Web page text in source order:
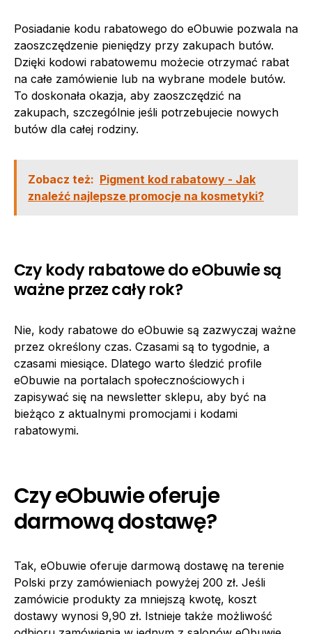
Posiadanie kodu rabatowego do eObuwie pozwala na
zaoszczędzenie pieniędzy przy zakupach butów.
Dzięki kodowi rabatowemu możecie otrzymać rabat
na całe zamówienie lub na wybrane modele butów.
To doskonała okazja, aby zaoszczędzić na
zakupach, szczególnie jeśli potrzebujecie nowych
butów dla całej rodziny.
Zobacz też: Pigment kod rabatowy - Jak
znaleźć najlepsze promocje na kosmetyki?
Czy kody rabatowe do eObuwie są
ważne przez cały rok?
Nie, kody rabatowe do eObuwie są zazwyczaj ważne
przez określony czas. Czasami są to tygodnie, a
czasami miesiące. Dlatego warto śledzić profile
eObuwie na portalach społecznościowych i
zapisywać się na newsletter sklepu, aby być na
bieżąco z aktualnymi promocjami i kodami
rabatowymi.
Czy eObuwie oferuje
darmową dostawę?
Tak, eObuwie oferuje darmową dostawę na terenie
Polski przy zamówieniach powyżej 200 zł. Jeśli
zamówicie produkty za mniejszą kwotę, koszt
dostawy wynosi 9,90 zł. Istnieje także możliwość